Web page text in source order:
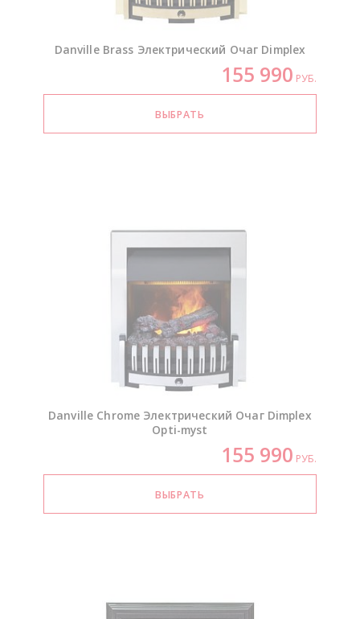
Danville Brass Электрический Очаг Dimplex
155 990 РУБ.
Danville Chrome Электрический Очаг Dimplex
Opti-myst
155 990 РУБ.